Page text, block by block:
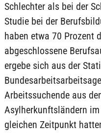
Schlechter als bei der
Studie bei der
haben etwa 70 Prozent
abgeschlossene
ergebe sich aus der
Arbeitssuchende aus
Asylherkunftsländern
gleichen Zeitpunkt